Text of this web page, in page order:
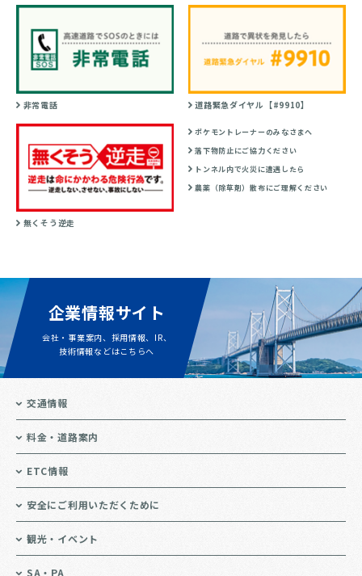
非常電話 道路緊急ダイヤル【#9910】
無くそう逆走
ポケモントレーナーのみなさまへ
落下物防止にご協力ください
トンネル内で火災に遭遇したら
農薬（除草剤）散布にご理解ください
企業情報サイト
会社・事業案内、採用情報、IR、
技術情報などはこちらへ
交通情報
料金・道路案内
ETC情報
安全にご利用いただくために
観光・イベント
SA・PA